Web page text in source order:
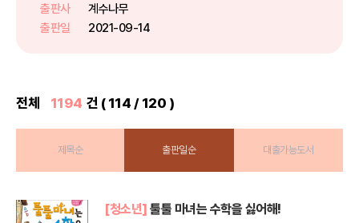
동!” 방구를 뀝니다. 토덩이의...
출판사
계수나무
출판일
2021-09-14
전체 1194 건 ( 114 / 120 )
제목순 출판일순 대출가능도서
[청소년] 툴툴 마녀는 수학을 싫어해!